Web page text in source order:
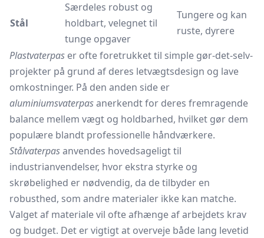
Stål
Særdeles robust og
holdbart, velegnet til
tunge opgaver
Tungere og kan
ruste, dyrere
Plastvaterpas er ofte foretrukket til simple gør-det-selv-
projekter på grund af deres letvægtsdesign og lave
omkostninger. På den anden side er
aluminiumsvaterpasanerkendt for deres fremragende
balance mellem vægt og holdbarhed, hvilket gør dem
populære blandt professionelle håndværkere.
Stålvaterpasanvendes hovedsageligt til
industrianvendelser, hvor ekstra styrke og
skrøbelighed er nødvendig, da de tilbyder en
robusthed, som andre materialer ikke kan matche.
Valget af materiale vil ofte afhænge af arbejdets krav
og budget. Det er vigtigt at overveje både lang levetid